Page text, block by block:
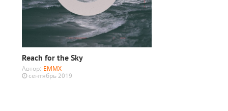
Reach for the Sky
Автор: EMMX
сентябрь 2019